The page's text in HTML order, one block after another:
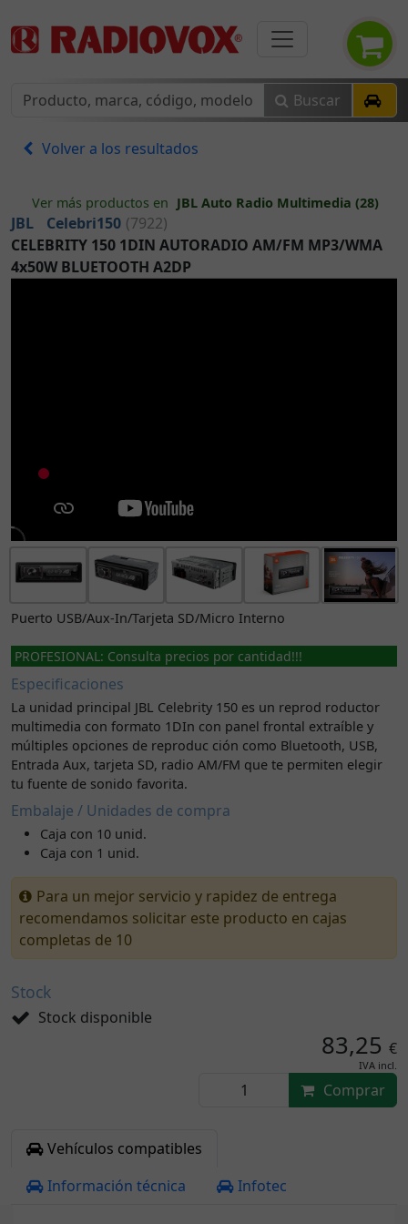
Buscar
Volver a los resultados
Ver más productos en JBL Auto Radio Multimedia (28)
JBL Celebri150 (7922)
CELEBRITY 150 1DIN AUTORADIO AM/FM MP3/WMA
4x50W BLUETOOTH A2DP
Puerto USB/Aux-In/Tarjeta SD/Micro Interno
PROFESIONAL: Consulta precios por cantidad!!!
Especificaciones
La unidad principal JBL Celebrity 150 es un reprod roductor
multimedia con formato 1DIn con panel frontal extraíble y
múltiples opciones de reproduc ción como Bluetooth, USB,
Entrada Aux, tarjeta SD, radio AM/FM que te permiten elegir
tu fuente de sonido favorita.
Embalaje / Unidades de compra
Caja con 10 unid.
Caja con 1 unid.
Para un mejor servicio y rapidez de entrega
recomendamos solicitar este producto en cajas
completas de 10
Stock
Stock disponible
83,25 €
IVA incl.
Comprar
Vehículos compatibles
Información técnica
Infotec